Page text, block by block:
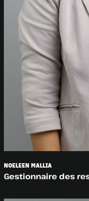
NOELEEN MALLIA
Gestionnaire des